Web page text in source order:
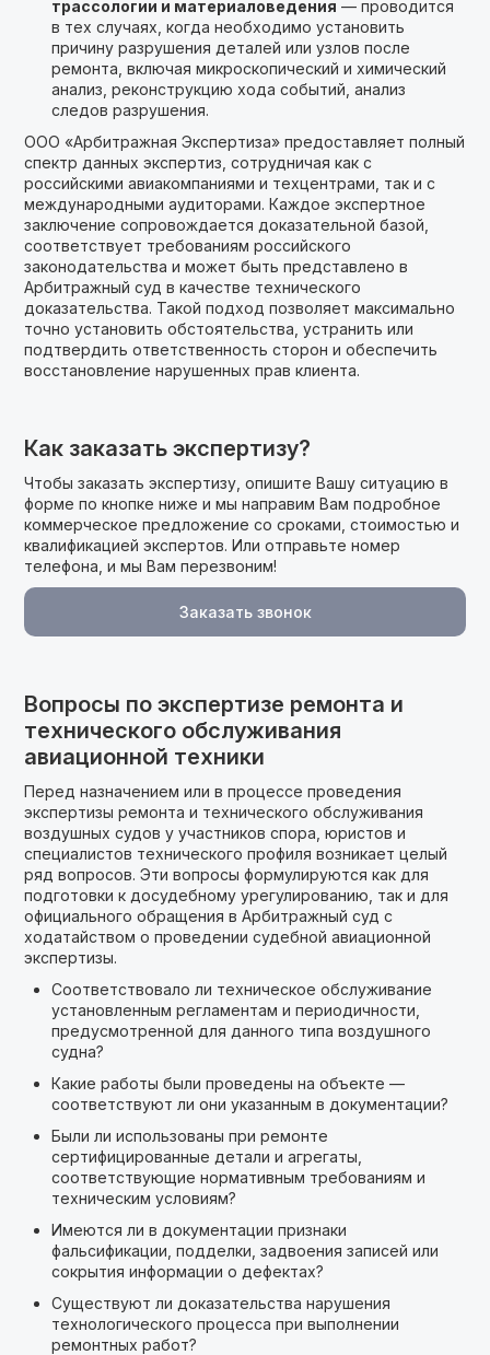
трассологии и материаловедения — проводится
в тех случаях, когда необходимо установить
причину разрушения деталей или узлов после
ремонта, включая микроскопический и химический
анализ, реконструкцию хода событий, анализ
следов разрушения.
ООО «Арбитражная Экспертиза» предоставляет полный
спектр данных экспертиз, сотрудничая как с
российскими авиакомпаниями и техцентрами, так и с
международными аудиторами. Каждое экспертное
заключение сопровождается доказательной базой,
соответствует требованиям российского
законодательства и может быть представлено в
Арбитражный суд в качестве технического
доказательства. Такой подход позволяет максимально
точно установить обстоятельства, устранить или
подтвердить ответственность сторон и обеспечить
восстановление нарушенных прав клиента.
Как заказать экспертизу?
Чтобы заказать экспертизу, опишите Вашу ситуацию в
форме по кнопке ниже и мы направим Вам подробное
коммерческое предложение cо сроками, стоимостью и
квалификацией экспертов. Или отправьте номер
телефона, и мы Вам перезвоним!
Заказать звонок
Вопросы по экспертизе ремонта и
технического обслуживания
авиационной техники
Перед назначением или в процессе проведения
экспертизы ремонта и технического обслуживания
воздушных судов у участников спора, юристов и
специалистов технического профиля возникает целый
ряд вопросов. Эти вопросы формулируются как для
подготовки к досудебному урегулированию, так и для
официального обращения в Арбитражный суд с
ходатайством о проведении судебной авиационной
экспертизы.
Соответствовало ли техническое обслуживание
установленным регламентам и периодичности,
предусмотренной для данного типа воздушного
судна?
Какие работы были проведены на объекте —
соответствуют ли они указанным в документации?
Были ли использованы при ремонте
сертифицированные детали и агрегаты,
соответствующие нормативным требованиям и
техническим условиям?
Имеются ли в документации признаки
фальсификации, подделки, задвоения записей или
сокрытия информации о дефектах?
Существуют ли доказательства нарушения
технологического процесса при выполнении
ремонтных работ?